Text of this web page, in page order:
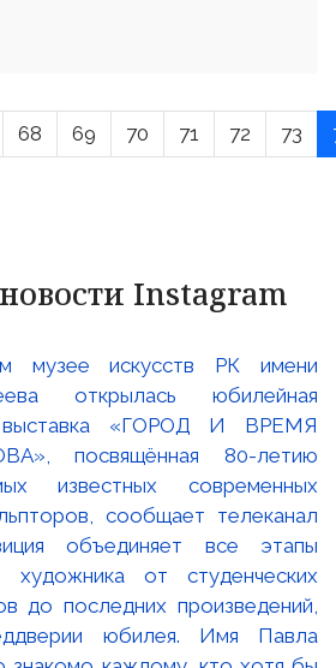
68 69 70 71 72 73
Instagram